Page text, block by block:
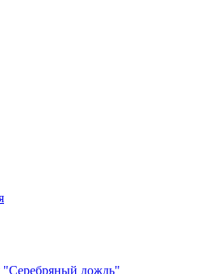
"Серебряный дождь"